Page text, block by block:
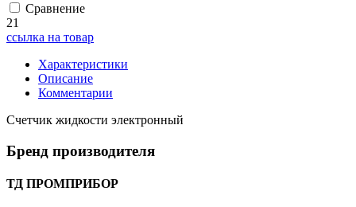
Сравнение
21
ссылка на товар
Характеристики
Описание
Комментарии
Счетчик жидкости электронный
Бренд производителя
ТД ПРОМПРИБОР